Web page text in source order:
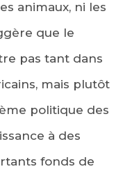
animaux, ni les
que le
pas tant dans
mais plutôt
politique des
à des
fonds de